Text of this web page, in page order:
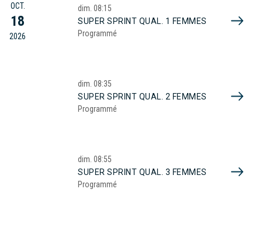
OCT.
18
2026
dim. 08:15
SUPER SPRINT QUAL. 1 FEMMES
Programmé
dim. 08:35
SUPER SPRINT QUAL. 2 FEMMES
Programmé
dim. 08:55
SUPER SPRINT QUAL. 3 FEMMES
Programmé